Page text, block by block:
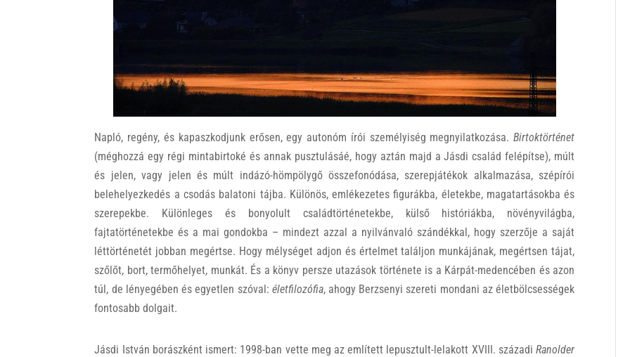
Napló, regény, és kapaszkodjunk erősen, egy autonóm írói személyiség megnyilatkozása.Birtoktörténet
(méghozzá egy régi mintabirtoké és annak pusztulásáé, hogy aztán majd a Jásdi család felépítse), múlt
és jelen, vagy jelen és múlt indázó-hömpölygő összefonódása, szerepjátékok alkalmazása, szépírói
belehelyezkedés a csodás balatoni tájba. Különös, emlékezetes figurákba, életekbe, magatartásokba és
szerepekbe. Különleges és bonyolult családtörténetekbe, külső históriákba, növényvilágba,
fajtatörténetekbe és a mai gondokba – mindezt azzal a nyilvánvaló szándékkal, hogy szerzője a saját
léttörténetét jobban megértse. Hogy mélységet adjon és értelmet találjon munkájának, megértsen tájat,
szőlőt, bort, termőhelyet, munkát. És a könyv persze utazások története is a Kárpát-medencében és azon
túl, de lényegében és egyetlen szóval: életfilozófia, ahogy Berzsenyi szereti mondani az életbölcsességek
fontosabb dolgait.
Jásdi István borászként ismert: 1998-ban vette meg az említett lepusztult-lelakott XVIII. századiRanolder